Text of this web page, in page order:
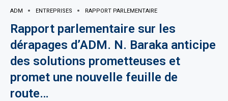
ADM ENTREPRISES RAPPORT PARLEMENTAIRE
Rapport parlementaire sur les
dérapages d’ADM. N. Baraka anticipe
des solutions prometteuses et
promet une nouvelle feuille de
route…